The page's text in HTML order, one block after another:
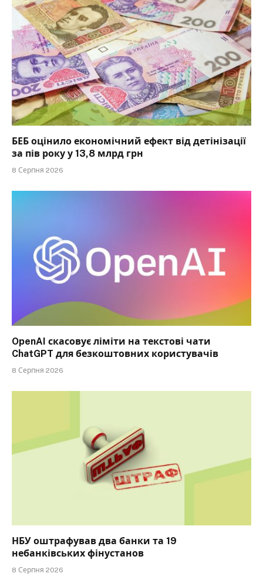
БЕБ оцінило економічний ефект від детінізації
за пів року у 13,8 млрд грн
8 Серпня 2026
OpenAI скасовує ліміти на текстові чати
ChatGPT для безкоштовних користувачів
8 Серпня 2026
НБУ оштрафував два банки та 19
небанківських фінустанов
8 Серпня 2026